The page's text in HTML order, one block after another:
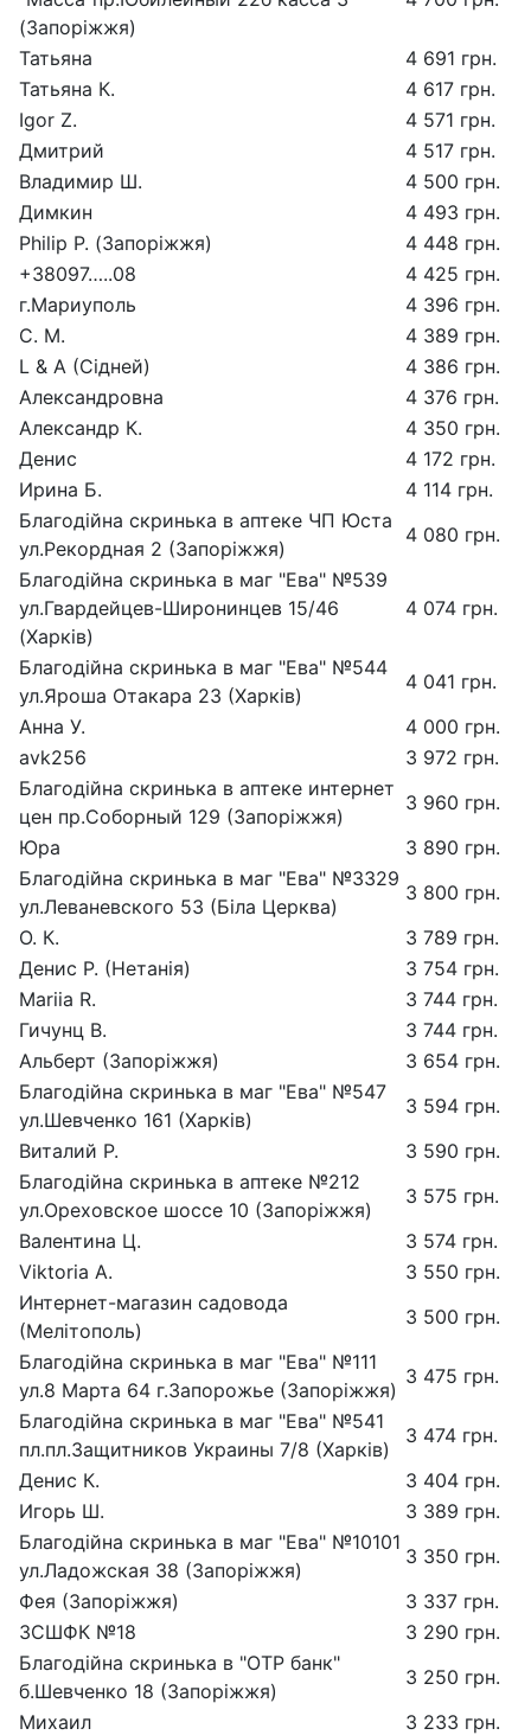
(Запоріжжя)
Татьяна
4 691 грн.
Татьяна К.
4 617 грн.
Igor Z.
4 571 грн.
Дмитрий
4 517 грн.
Владимир Ш.
4 500 грн.
Димкин
4 493 грн.
Philip P. (Запоріжжя)
4 448 грн.
+38097…..08
4 425 грн.
г.Мариуполь
4 396 грн.
С. М.
4 389 грн.
L & A (Сідней)
4 386 грн.
Александровна
4 376 грн.
Александр К.
4 350 грн.
Денис
4 172 грн.
Ирина Б.
4 114 грн.
Благодійна скринька в аптеке ЧП Юста
ул.Рекордная 2 (Запоріжжя)
4 080 грн.
Благодійна скринька в маг "Ева" №539
ул.Гвардейцев-Широнинцев 15/46
(Харків)
4 074 грн.
Благодійна скринька в маг "Ева" №544
ул.Яроша Отакара 23 (Харків)
4 041 грн.
Анна У.
4 000 грн.
avk256
3 972 грн.
Благодійна скринька в аптеке интернет
цен пр.Соборный 129 (Запоріжжя)
3 960 грн.
Юра
3 890 грн.
Благодійна скринька в маг "Ева" №3329
ул.Леваневского 53 (Біла Церква)
3 800 грн.
О. К.
3 789 грн.
Денис Р. (Нетанія)
3 754 грн.
Mariia R.
3 744 грн.
Гичунц В.
3 744 грн.
Альберт (Запоріжжя)
3 654 грн.
Благодійна скринька в маг "Ева" №547
ул.Шевченко 161 (Харків)
3 594 грн.
Виталий Р.
3 590 грн.
Благодійна скринька в аптеке №212
ул.Ореховское шоссе 10 (Запоріжжя)
3 575 грн.
Валентина Ц.
3 574 грн.
Viktoria A.
3 550 грн.
Интернет-магазин садовода
(Мелітополь)
3 500 грн.
Благодійна скринька в маг "Ева" №111
ул.8 Марта 64 г.Запорожье (Запоріжжя)
3 475 грн.
Благодійна скринька в маг "Ева" №541
пл.пл.Защитников Украины 7/8 (Харків)
3 474 грн.
Денис К.
3 404 грн.
Игорь Ш.
3 389 грн.
Благодійна скринька в маг "Ева" №10101
ул.Ладожская 38 (Запоріжжя)
3 350 грн.
Фея (Запоріжжя)
3 337 грн.
ЗСШФК №18
3 290 грн.
Благодійна скринька в "ОТР банк"
б.Шевченко 18 (Запоріжжя)
3 250 грн.
Михаил
3 233 грн.